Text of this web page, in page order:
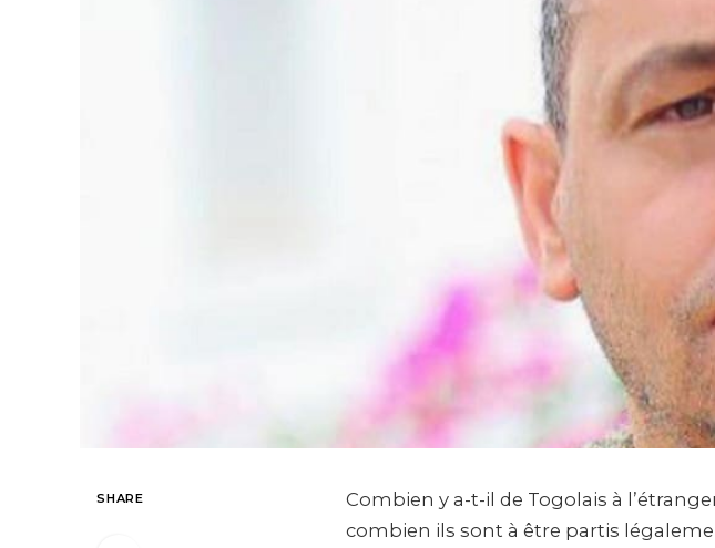
SHARE
Combien y a-t-il de Togolais à
combien ils sont à être partis